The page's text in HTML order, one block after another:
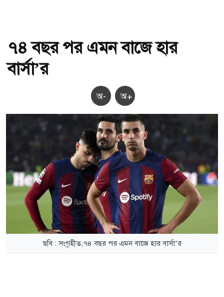
৭৪ বছর পর এমন বাজে হার
বার্সা’র
অ- অ+
ছবি : সংগৃহীত,৭৪ বছর পর এমন বাজে হার বার্সা’র